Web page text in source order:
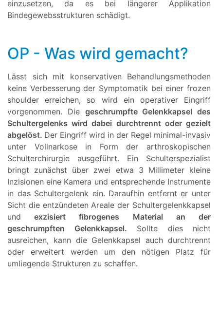
einzusetzen, da es bei längerer Applikation
Bindegewebsstrukturen schädigt.
OP - Was wird gemacht?
Lässt sich mit konservativen Behandlungsmethoden
keine Verbesserung der Symptomatik bei einer frozen
shoulder erreichen, so wird ein operativer Eingriff
vorgenommen. Die geschrumpfte Gelenkkapsel des
Schultergelenks wird dabei durchtrennt oder gezielt
abgelöst. Der Eingriff wird in der Regel minimal-invasiv
unter Vollnarkose in Form der arthroskopischen
Schulterchirurgie ausgeführt. Ein Schulterspezialist
bringt zunächst über zwei etwa 3 Millimeter kleine
Inzisionen eine Kamera und entsprechende Instrumente
in das Schultergelenk ein. Daraufhin entfernt er unter
Sicht die entzündeten Areale der Schultergelenkkapsel
und exzisiert fibrogenes Material an der
geschrumpften Gelenkkapsel. Sollte dies nicht
ausreichen, kann die Gelenkkapsel auch durchtrennt
oder erweitert werden um den nötigen Platz für
umliegende Strukturen zu schaffen.